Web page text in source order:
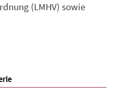
(LMHV) sowie